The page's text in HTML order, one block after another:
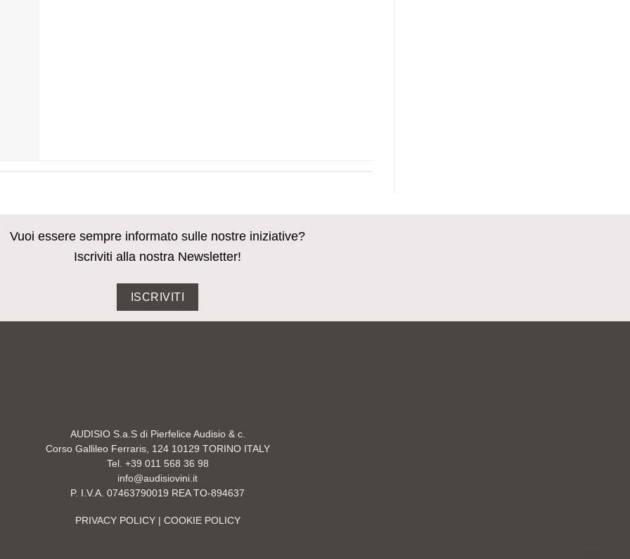
Vuoi essere sempre informato sulle nostre iniziative?
Iscriviti alla nostra Newsletter!
ISCRIVITI
AUDISIO S.a.S di Pierfelice Audisio & c.
Corso Gallileo Ferraris, 124 10129 TORINO ITALY
Tel. +39 011 568 36 98
info@audisiovini.it
P. I.V.A. 07463790019 REA TO-894637
PRIVACY POLICY| COOKIE POLICY